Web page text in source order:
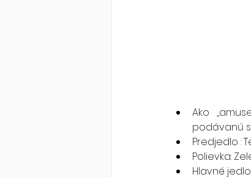
Ako
podávanú
Predjedlo :
Polievka:
Hlavné